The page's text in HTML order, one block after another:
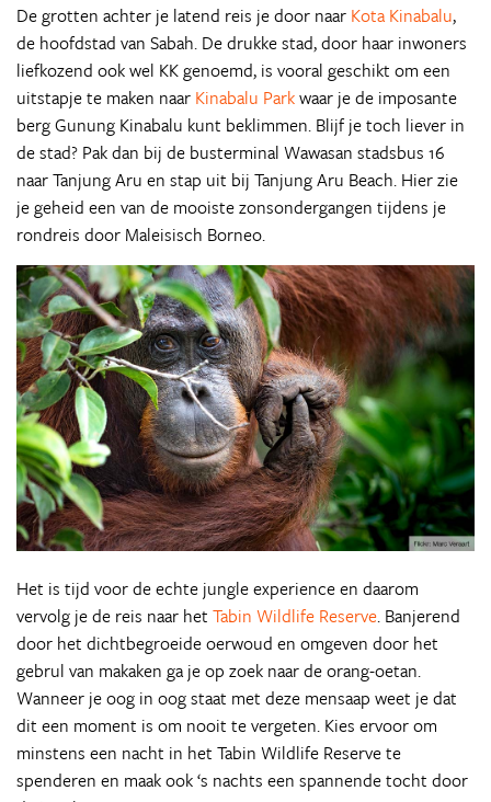
De grotten achter je latend reis je door naar Kota Kinabalu,
de hoofdstad van Sabah. De drukke stad, door haar inwoners
liefkozend ook wel KK genoemd, is vooral geschikt om een
uitstapje te maken naar Kinabalu Parkwaar je de imposante
berg Gunung Kinabalu kunt beklimmen. Blijf je toch liever in
de stad? Pak dan bij de busterminal Wawasan stadsbus 16
naar Tanjung Aru en stap uit bij Tanjung Aru Beach. Hier zie
je geheid een van de mooiste zonsondergangen tijdens je
rondreis door Maleisisch Borneo.
Het is tijd voor de echte jungle experience en daarom
vervolg je de reis naar het Tabin Wildlife Reserve. Banjerend
door het dichtbegroeide oerwoud en omgeven door het
gebrul van makaken ga je op zoek naar de orang-oetan.
Wanneer je oog in oog staat met deze mensaap weet je dat
dit een moment is om nooit te vergeten. Kies ervoor om
minstens een nacht in het Tabin Wildlife Reserve te
spenderen en maak ook ‘s nachts een spannende tocht door